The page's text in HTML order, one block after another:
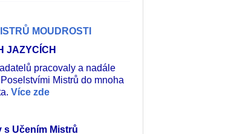
MOUDROSTI
JAZYCÍCH
pracovaly a nadále
Mistrů do mnoha
Více zde
s Učením Mistrů